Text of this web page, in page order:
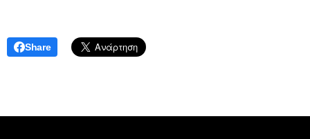
Share